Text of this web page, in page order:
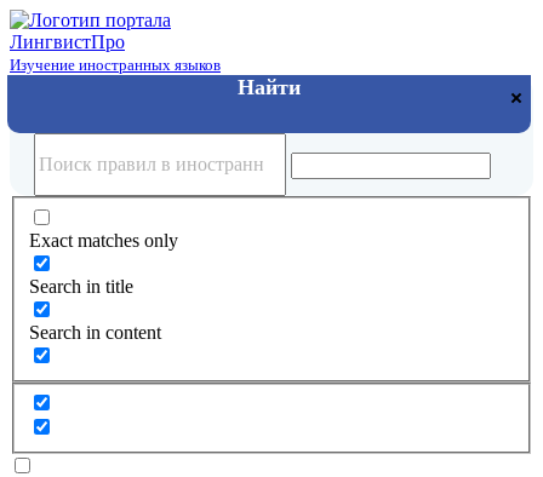
ЛингвистПро
Изучение иностранных языков
Exact matches only
Search in title
Search in content